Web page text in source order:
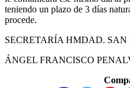
teniendo un plazo de 3 días
procede.
SECRETARÍA HMDAD.
ÁNGEL FRANCISCO